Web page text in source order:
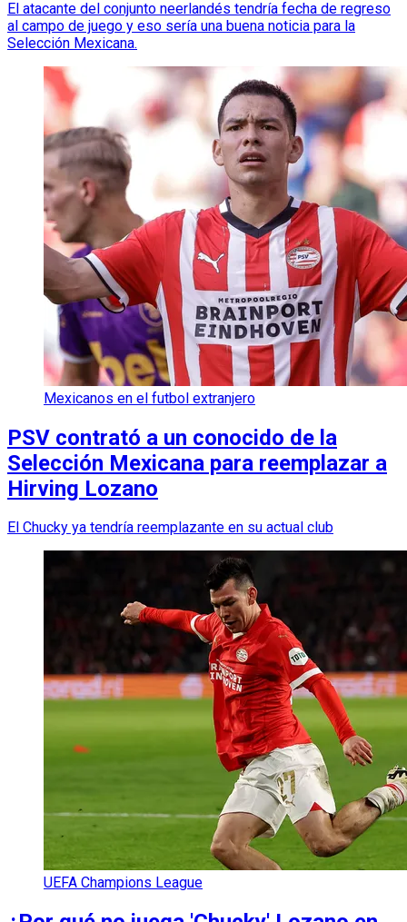
El atacante del conjunto neerlandés tendría fecha de regreso
al campo de juego y eso sería una buena noticia para la
Selección Mexicana.
Mexicanos en el futbol extranjero
PSV contrató a un conocido de la
Selección Mexicana para reemplazar a
Hirving Lozano
El Chucky ya tendría reemplazante en su actual club
UEFA Champions League